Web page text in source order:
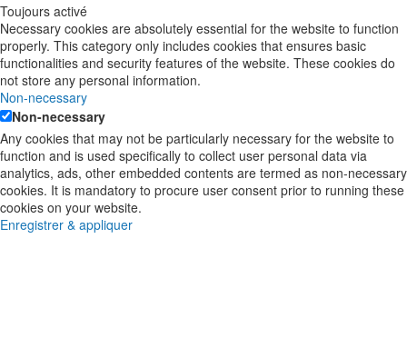
Toujours activé
Necessary cookies are absolutely essential for the website to function
properly. This category only includes cookies that ensures basic
functionalities and security features of the website. These cookies do
not store any personal information.
Non-necessary
Non-necessary
Any cookies that may not be particularly necessary for the website to
function and is used specifically to collect user personal data via
analytics, ads, other embedded contents are termed as non-necessary
cookies. It is mandatory to procure user consent prior to running these
cookies on your website.
Enregistrer & appliquer